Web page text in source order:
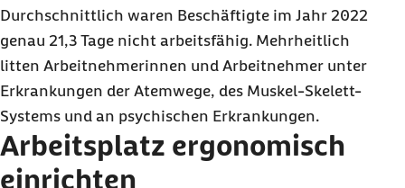
Durchschnittlich waren Beschäftigte im Jahr 2022
genau 21,3 Tage nicht arbeitsfähig. Mehrheitlich
litten Arbeitnehmerinnen und Arbeitnehmer unter
Erkrankungen der Atemwege, des Muskel-Skelett-
Systems und an psychischen Erkrankungen.
Arbeitsplatz ergonomisch
einrichten